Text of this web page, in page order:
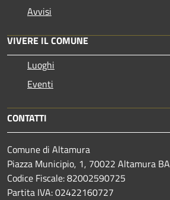
Avvisi
VIVERE IL COMUNE
Luoghi
Eventi
CONTATTI
Comune di Altamura
Piazza Municipio, 1, 70022 Altamura BA
Codice Fiscale: 82002590725
Partita IVA: 02422160727